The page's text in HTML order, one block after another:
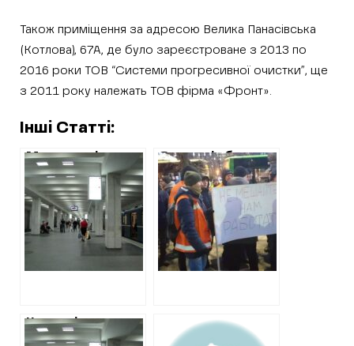
Також приміщення за адресою Велика Панасівська
(Котлова), 67А, де було зареєстроване з 2013 по
2016 роки ТОВ “Системи прогресивної очистки”, ще
з 2011 року належать ТОВ фірма «Фронт».
Інші Статті:
Метрополітен в
півтора рази
переплатить за
гумові килими
Загальні збитки в
2018 році
метрополітену,
трамвайних та
тролейбусних
депо, склали 275
мільйонів гривень
Червоні
прибиральні